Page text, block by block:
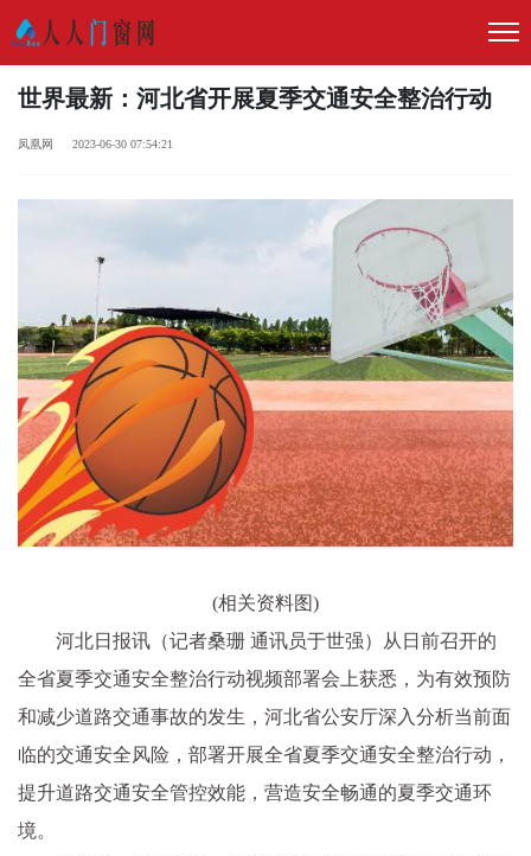
世界最新：河北省开展夏季交通安全整治行动
凤凰网 2023-06-30 07:54:21
(相关资料图)
河北日报讯（记者桑珊 通讯员于世强）从日前召开的
全省夏季交通安全整治行动视频部署会上获悉，为有效预防
和减少道路交通事故的发生，河北省公安厅深入分析当前面
临的交通安全风险，部署开展全省夏季交通安全整治行动，
提升道路交通安全管控效能，营造安全畅通的夏季交通环
境。